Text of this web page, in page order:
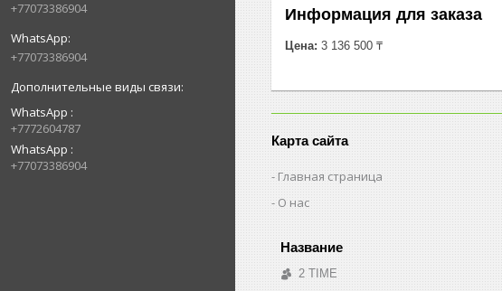
+77073386904
+77073386904
WhatsApp
+7772604787
WhatsApp
+77073386904
Информация для заказа
Цена: 3 136 500 ₸
Карта сайта
Главная страница
О нас
2 TIME